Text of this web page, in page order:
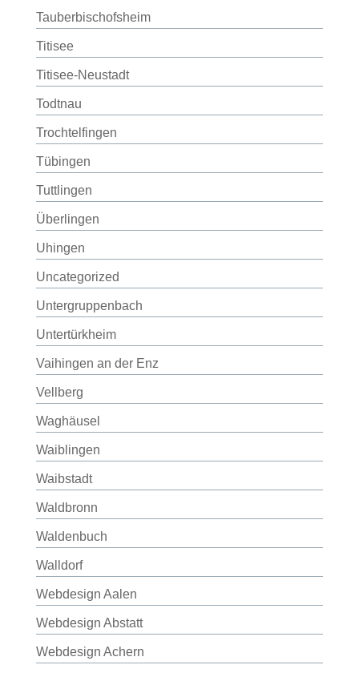
Tauberbischofsheim
Titisee
Titisee-Neustadt
Todtnau
Trochtelfingen
Tübingen
Tuttlingen
Überlingen
Uhingen
Uncategorized
Untergruppenbach
Untertürkheim
Vaihingen an der Enz
Vellberg
Waghäusel
Waiblingen
Waibstadt
Waldbronn
Waldenbuch
Walldorf
Webdesign Aalen
Webdesign Abstatt
Webdesign Achern